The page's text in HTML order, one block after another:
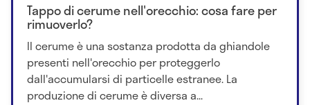
Tappo di cerume nell'orecchio: cosa fare per
rimuoverlo?
Il cerume è una sostanza prodotta da ghiandole
presenti nell'orecchio per proteggerlo
dall'accumularsi di particelle estranee. La
produzione di cerume è diversa a...